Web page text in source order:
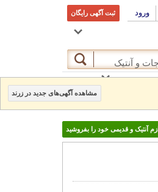
ورود ثبت آگهی رایگان
و آنتیک
مشاهده آگهی‌های جدید در زرند
آنتیک و قدیمی خود را بفروشید